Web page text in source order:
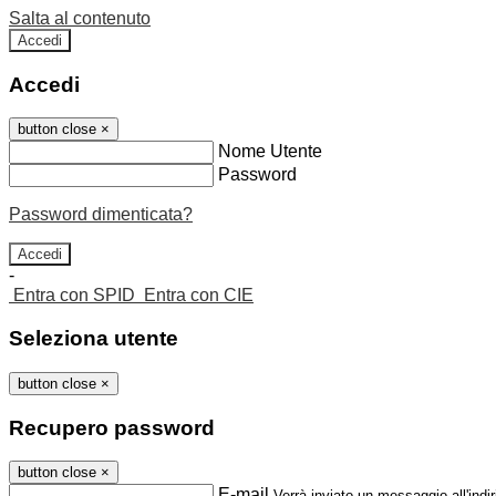
Salta al contenuto
Accedi
Accedi
button close ×
Nome Utente
Password
Password dimenticata?
-
Entra con SPID
Entra con CIE
Seleziona utente
button close ×
Recupero password
button close ×